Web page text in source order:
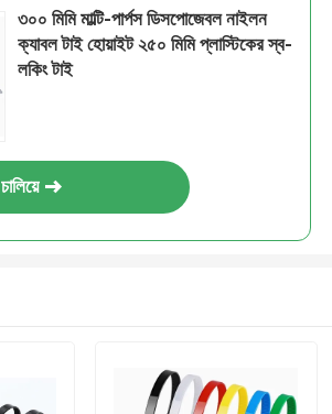
৩০০ মিমি মাল্টি-পার্পস ডিসপোজেবল নাইলন
ক্যাবল টাই হোয়াইট ২৫০ মিমি প্লাস্টিকের স্ব-
লকিং টাই
চালিয়ে